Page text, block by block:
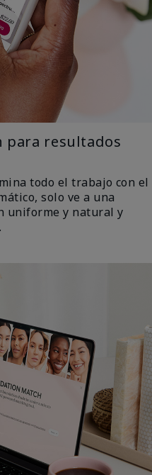
para resultados
todo el trabajo con el
solo ve a una
uniforme y natural y